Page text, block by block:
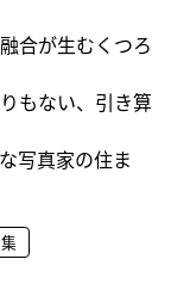
合が生むくつろ
もない、引き算
写真家の住ま